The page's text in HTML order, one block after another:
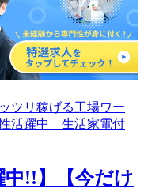
中!!】【今だけ